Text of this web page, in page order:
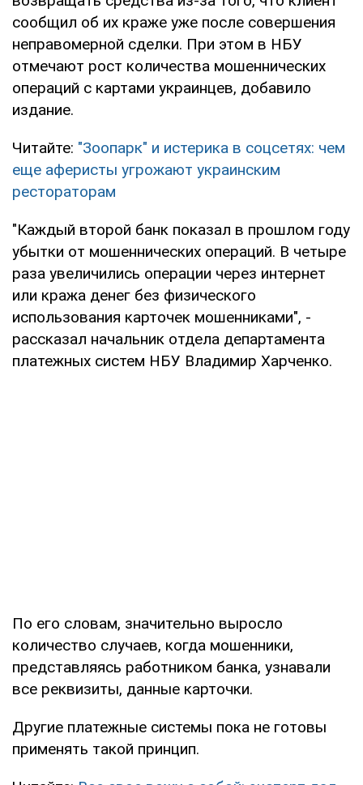
сообщил об их краже уже после совершения
неправомерной сделки. При этом в НБУ
отмечают рост количества мошеннических
операций с картами украинцев, добавило
издание.
Читайте: "Зоопарк" и истерика в соцсетях: чем
еще аферисты угрожают украинским
рестораторам
"Каждый второй банк показал в прошлом году
убытки от мошеннических операций. В четыре
раза увеличились операции через интернет
или кража денег без физического
использования карточек мошенниками", -
рассказал начальник отдела департамента
платежных систем НБУ Владимир Харченко.
По его словам, значительно выросло
количество случаев, когда мошенники,
представляясь работником банка, узнавали
все реквизиты, данные карточки.
Другие платежные системы пока не готовы
применять такой принцип.